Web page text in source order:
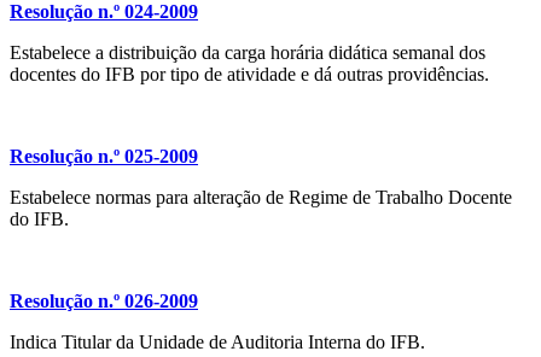
Resolução n.º 024-2009
Estabelece a distribuição da carga horária didática semanal dos
docentes do IFB por tipo de atividade e dá outras providências.
Resolução n.º 025-2009
Estabelece normas para alteração de Regime de Trabalho Docente
do IFB.
Resolução n.º 026-2009
Indica Titular da Unidade de Auditoria Interna do IFB.